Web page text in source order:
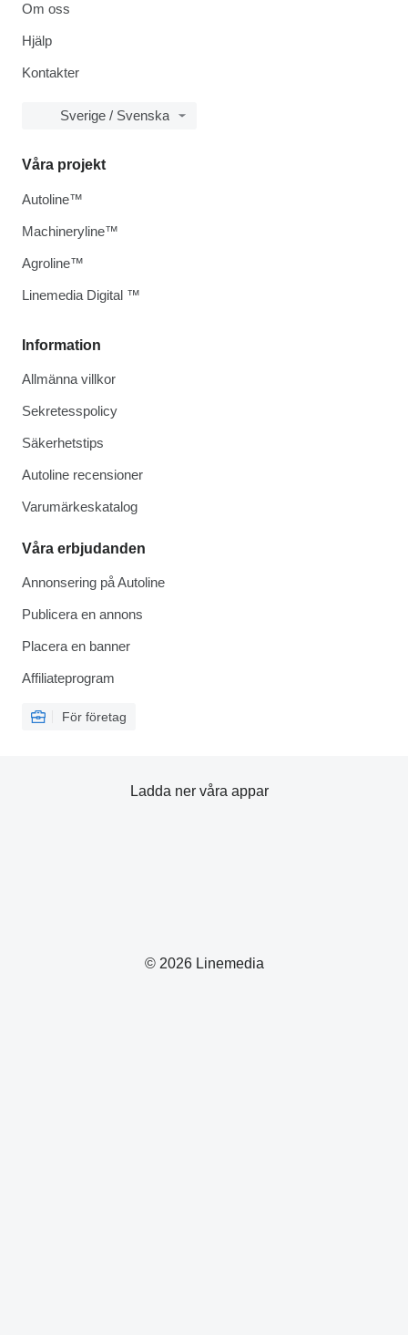
Om oss
Hjälp
Kontakter
Sverige / Svenska
Information
Allmänna villkor
Sekretesspolicy
Säkerhetstips
Autoline recensioner
Varumärkeskatalog
Våra erbjudanden
Annonsering på Autoline
Publicera en annons
Placera en banner
Affiliateprogram
För företag
Våra projekt
Autoline™
Machineryline™
Agroline™
Linemedia Digital ™
© 2026 Linemedia
Ladda ner våra appar